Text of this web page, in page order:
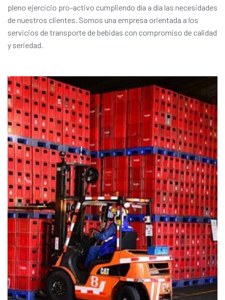
pleno ejercicio pro-activo cumpliendo día a día las necesidades
de nuestros clientes. Somos una empresa orientada a los
servicios de transporte de bebidas con compromiso de calidad
y seriedad.